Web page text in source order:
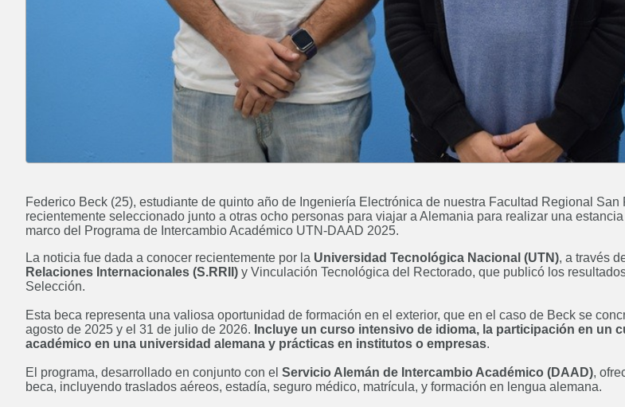
Federico Beck (25), estudiante de quinto año de Ingeniería Electrónica de nuestra Facultad Regional San
recientemente seleccionado junto a otras ocho personas para viajar a Alemania para realizar una
marco del Programa de Intercambio Académico UTN-DAAD 2025.
La noticia fue dada a conocer recientemente por la Universidad Tecnológica Nacional (UTN), a través
Relaciones Internacionales (S.RRII) y Vinculación Tecnológica del Rectorado, que publicó los
Selección.
Esta beca representa una valiosa oportunidad de formación en el exterior, que en el caso de Beck se
agosto de 2025 y el 31 de julio de 2026. Incluye un curso intensivo de idioma, la participación en un
académico en una universidad alemana y prácticas en institutos o empresas.
El programa, desarrollado en conjunto con el Servicio Alemán de Intercambio Académico (DAAD),
beca, incluyendo traslados aéreos, estadía, seguro médico, matrícula, y formación en lengua alemana.